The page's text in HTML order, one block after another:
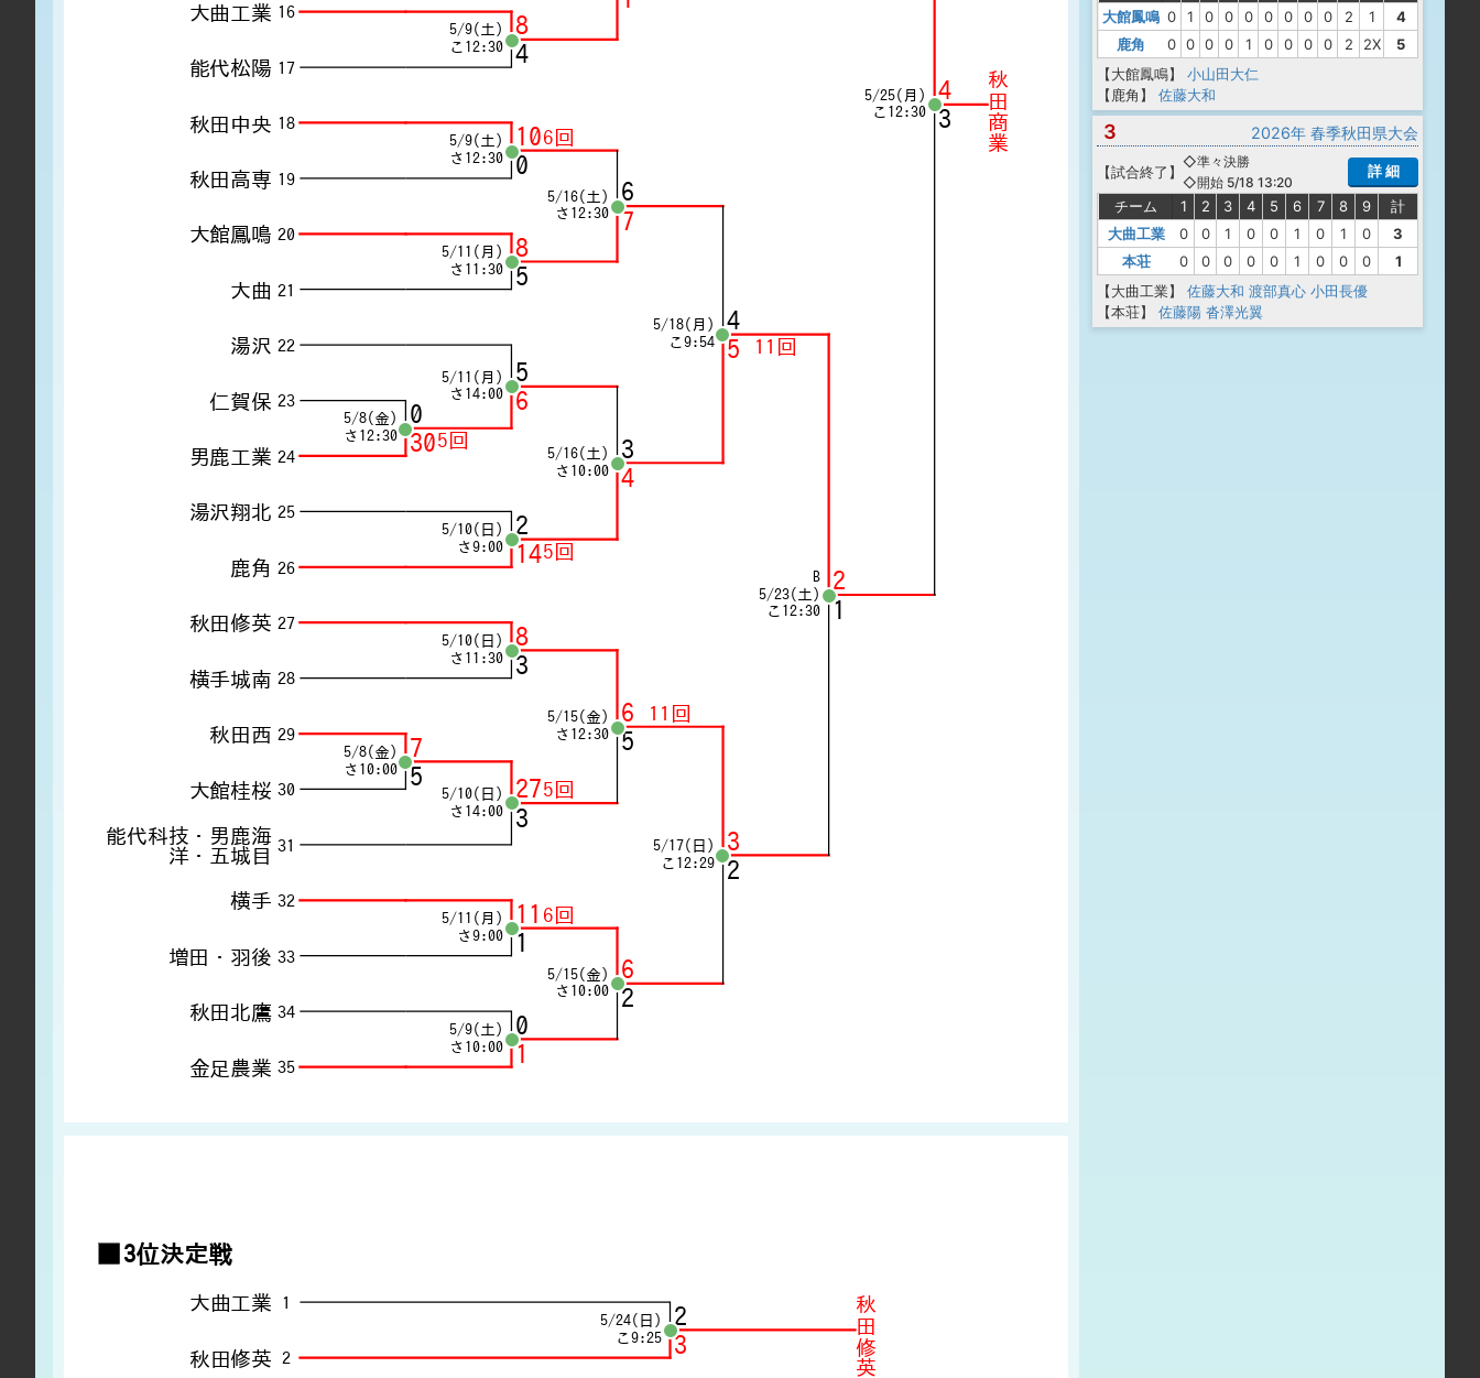
大館鳳鳴 0 1 0 0 0 0 0 0 0 2 1
4
鹿角
0 0 0 0 1 0 0 0 0 2 2X
5
【大館鳳鳴】
小山田大仁
【鹿角】
佐藤大和
3 2026年 春季秋田県大会
【試合終了 】
◇準々決勝
◇開始 5/18 13:20
詳 細
チーム 1 2 3 4 5 6 7 8 9
計
大曲工業
0 0 1 0 0 1 0 1 0
3
本荘
0 0 0 0 0 1 0 0 0
1
【大曲工業】
佐藤大和 渡部真心 小田長優
【本荘】
佐藤陽 沓澤光翼